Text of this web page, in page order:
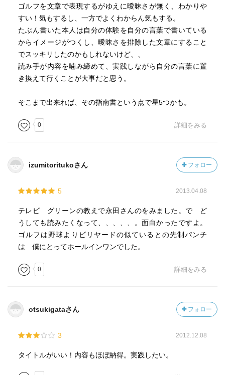
ゴルフを文章で表現するがゆえに曖昧さが無く、わかりや
すい！気もするし、一方でよくわからん気もする。
たぶん書いた本人は自分の体験を自分の言葉で書いている
からイメージがつくし、曖昧さを排除した文章にすること
でスッキリしたのかもしれないけど、、
読み手が内容を噛み締めて、実践しながら自分の言葉に置
き換えて行くことが大事だと思う。
そこまで出来れば、その指南書という点で星5つかも。
0 詳細をみる
izumitoritukoさん フォロー
5 2013.04.08
テレビ グリーンの教えで永田さんのをみました。で ど
うしても読みたくなって、、、、、。面白かったですよ。
ゴルフは野球よりビリヤードの似ているとの先制パンチ
は 僕にとってホールインワンでした。
0 詳細をみる
otsukigataさん フォロー
3 2012.12.08
タイトルがいい！内容もほぼ納得。実践したい。